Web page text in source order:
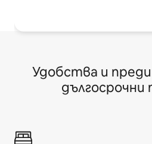
Удобства и
дългосрочни